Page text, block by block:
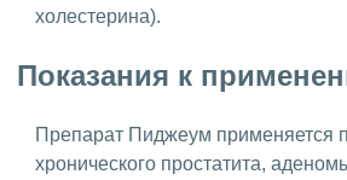
холестерина).
Показания к
Препарат Пиджеум применяется
хронического простатита,